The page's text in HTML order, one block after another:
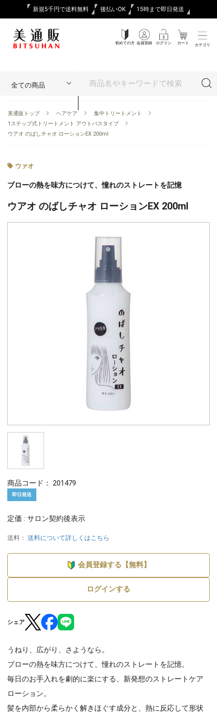
新規5千円で送料無料 後払いOK 15時まで即日発送
初めての方 会員登録 ログイン カート カテゴリ
美通販トップ ヘアケア
集中トリートメント
1ステップ式トリートメント アウトバスタイプ
ウアオ のばしチャオ ローションEX 200ml
ウァオ
ブローの熱を味方につけて、憧れのストレートを記憶
ウアオ のばしチャオ ローションEX 200ml
商品コード： 201479
即日発送
定価 : サロン契約後表示
送料： 送料について詳しくはこちら
会員登録する【無料】
ログインする
シェア
うねり、広がり、さようなら。
ブローの熱を味方につけて、憧れのストレートを記憶。
毎日のお手入れを劇的に楽にする、新発想のストレートケア
ローション。
髪を内部から柔らかく解きほぐす成分と、熱に反応して形状